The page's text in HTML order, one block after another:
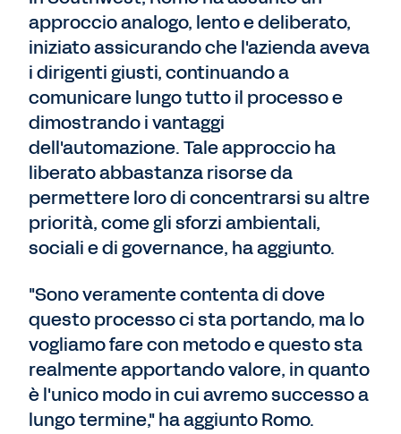
approccio analogo, lento e deliberato,
iniziato assicurando che l'azienda aveva
i dirigenti giusti, continuando a
comunicare lungo tutto il processo e
dimostrando i vantaggi
dell'automazione. Tale approccio ha
liberato abbastanza risorse da
permettere loro di concentrarsi su altre
priorità, come gli sforzi ambientali,
sociali e di governance, ha aggiunto.
"Sono veramente contenta di dove
questo processo ci sta portando, ma lo
vogliamo fare con metodo e questo sta
realmente apportando valore, in quanto
è l'unico modo in cui avremo successo a
lungo termine," ha aggiunto Romo.